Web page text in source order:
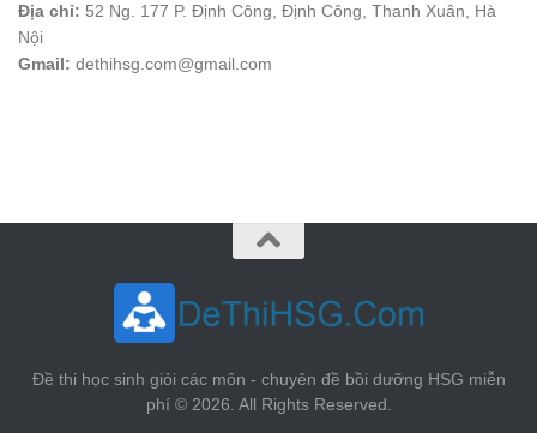
Địa chỉ: 52 Ng. 177 P. Định Công, Định Công, Thanh Xuân, Hà
Nội
Gmail: dethihsg.com@gmail.com
Đề thi học sinh giỏi các môn - chuyên đề bồi dưỡng HSG miễn
phí © 2026. All Rights Reserved.